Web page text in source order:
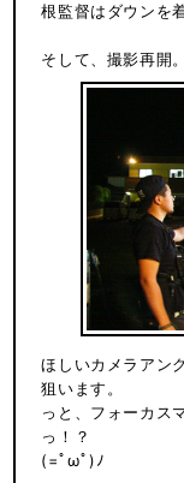
根監督はダウンを
そして、撮影再開。
ほしいカメラアン
狙います。
っと、フォーカス
っ！？
(=ﾟωﾟ)ﾉ